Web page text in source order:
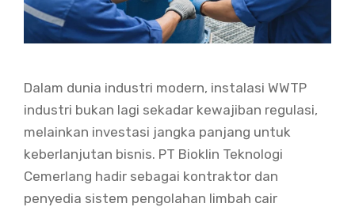
Dalam dunia industri modern, instalasi WWTP
industri bukan lagi sekadar kewajiban regulasi,
melainkan investasi jangka panjang untuk
keberlanjutan bisnis. PT Bioklin Teknologi
Cemerlang hadir sebagai kontraktor dan
penyedia sistem pengolahan limbah cair